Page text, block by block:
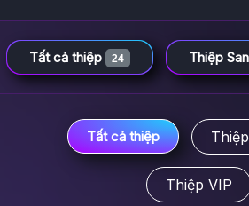
Tất cả thiệp 24 Thiệp
Tất cả thiệp
Thiệp VIP